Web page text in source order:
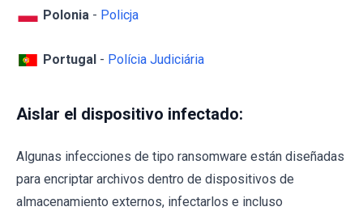
Polonia - Policja
Portugal - Polícia Judiciária
Aislar el dispositivo infectado:
Algunas infecciones de tipo ransomware están diseñadas
para encriptar archivos dentro de dispositivos de
almacenamiento externos, infectarlos e incluso